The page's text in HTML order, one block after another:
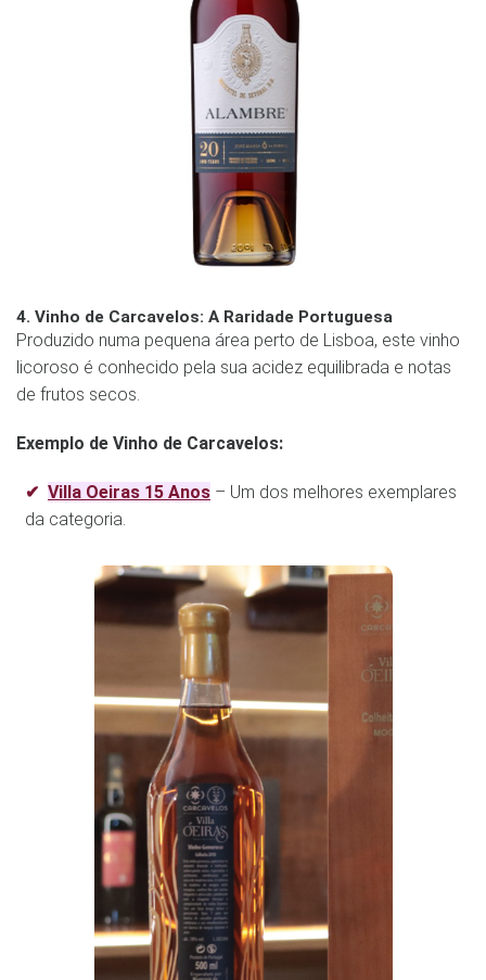
4. Vinho de Carcavelos: A Raridade Portuguesa
Produzido numa pequena área perto de Lisboa, este vinho
licoroso é conhecido pela sua acidez equilibrada e notas
de frutos secos.
Exemplo de Vinho de Carcavelos:
Villa Oeiras 15 Anos – Um dos melhores exemplares
da categoria.